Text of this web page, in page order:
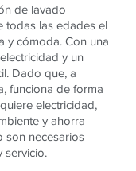
de lavado
todas las edades el
y cómoda. Con una
y un
Dado que, a
funciona de forma
electricidad,
y ahorra
son necesarios
servicio.